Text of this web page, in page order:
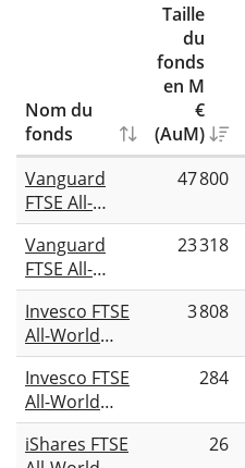
Nom du
fonds
Taille
du
fonds
en M
€
(AuM)
Vanguard
FTSE All-
World UCITS
ETF (USD)
Accumulating
47 800
Vanguard
FTSE All-
World UCITS
ETF (USD)
Distributing
23 318
Invesco FTSE
All-World
UCITS ETF
3 808
Invesco FTSE
All-World
UCITS ETF
284
iShares FTSE
26